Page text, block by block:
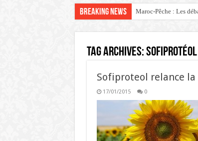
Breaking News Maroc-Pêche : Les
Tag Archives:Sofiprotéol
Sofiproteol relance
17/01/2015 0